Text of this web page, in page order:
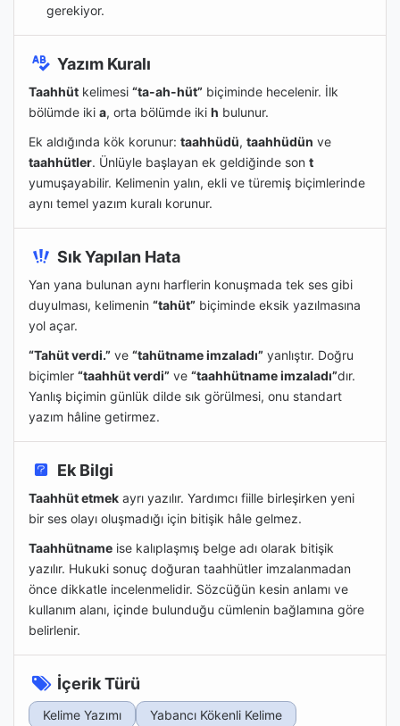
gerekiyor.
Yazım Kuralı
Taahhüt kelimesi “ta-ah-hüt” biçiminde hecelenir. İlk
bölümde iki a, orta bölümde iki h bulunur.
Ek aldığında kök korunur: taahhüdü, taahhüdün ve
taahhütler. Ünlüyle başlayan ek geldiğinde son t
yumuşayabilir. Kelimenin yalın, ekli ve türemiş biçimlerinde
aynı temel yazım kuralı korunur.
Sık Yapılan Hata
Yan yana bulunan aynı harflerin konuşmada tek ses gibi
duyulması, kelimenin “tahüt” biçiminde eksik yazılmasına
yol açar.
“Tahüt verdi.” ve “tahütname imzaladı” yanlıştır. Doğru
biçimler “taahhüt verdi” ve “taahhütname imzaladı”dır.
Yanlış biçimin günlük dilde sık görülmesi, onu standart
yazım hâline getirmez.
Ek Bilgi
Taahhüt etmek ayrı yazılır. Yardımcı fiille birleşirken yeni
bir ses olayı oluşmadığı için bitişik hâle gelmez.
Taahhütname ise kalıplaşmış belge adı olarak bitişik
yazılır. Hukuki sonuç doğuran taahhütler imzalanmadan
önce dikkatle incelenmelidir. Sözcüğün kesin anlamı ve
kullanım alanı, içinde bulunduğu cümlenin bağlamına göre
belirlenir.
İçerik Türü
Kelime Yazımı Yabancı Kökenli Kelime